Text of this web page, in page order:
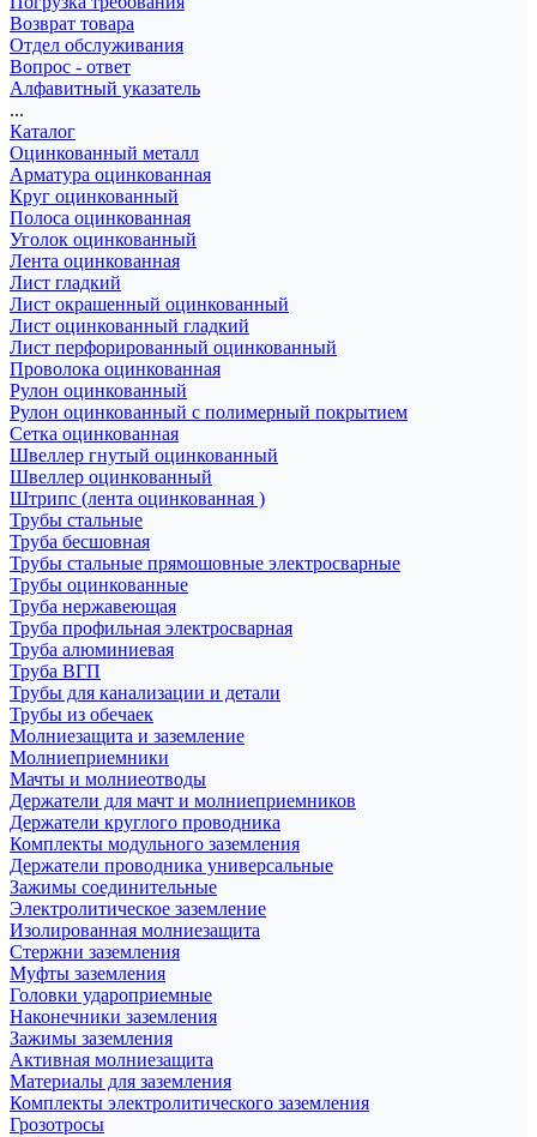
Возврат товара
Отдел обслуживания
Вопрос - ответ
Алфавитный указатель
...
Каталог
Оцинкованный металл
Арматура оцинкованная
Круг оцинкованный
Полоса оцинкованная
Уголок оцинкованный
Лента оцинкованная
Лист гладкий
Лист окрашенный оцинкованный
Лист оцинкованный гладкий
Лист перфорированный оцинкованный
Проволока оцинкованная
Рулон оцинкованный
Рулон оцинкованный с полимерный покрытием
Сетка оцинкованная
Швеллер гнутый оцинкованный
Швеллер оцинкованный
Штрипс (лента оцинкованная )
Трубы стальные
Труба бесшовная
Трубы стальные прямошовные электросварные
Трубы оцинкованные
Труба нержавеющая
Труба профильная электросварная
Труба алюминиевая
Труба ВГП
Трубы для канализации и детали
Трубы из обечаек
Молниезащита и заземление
Молниеприемники
Мачты и молниеотводы
Держатели для мачт и молниеприемников
Держатели круглого проводника
Комплекты модульного заземления
Держатели проводника универсальные
Зажимы соединительные
Электролитическое заземление
Изолированная молниезащита
Стержни заземления
Муфты заземления
Головки удароприемные
Наконечники заземления
Зажимы заземления
Активная молниезащита
Материалы для заземления
Комплекты электролитического заземления
Грозотросы